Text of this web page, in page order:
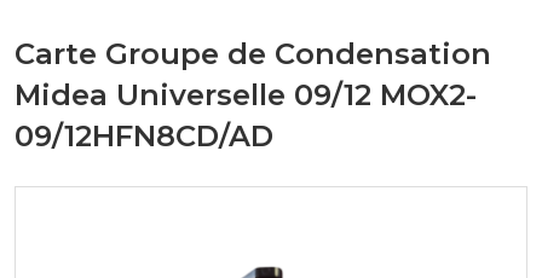
Carte Groupe de Condensation
Midea Universelle 09/12 MOX2-
09/12HFN8CD/AD